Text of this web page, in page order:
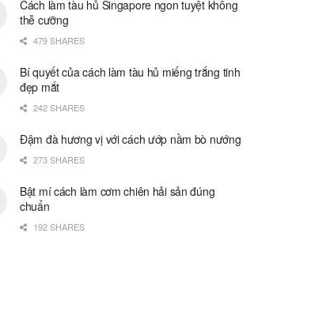
Cách làm tàu hủ Singapore ngon tuyệt không
thễ cưỡng
479 SHARES
Bí quyết của cách làm tàu hủ miếng trắng tinh
đẹp mắt
242 SHARES
Đậm đà hương vị với cách ướp nầm bò nướng
273 SHARES
Bật mí cách làm cơm chiên hải sản đúng
chuẩn
192 SHARES